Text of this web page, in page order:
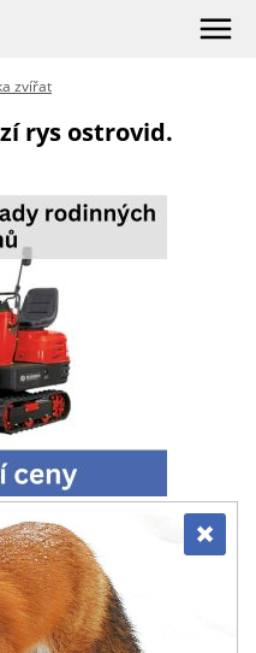
zvířat
rys ostrovid.